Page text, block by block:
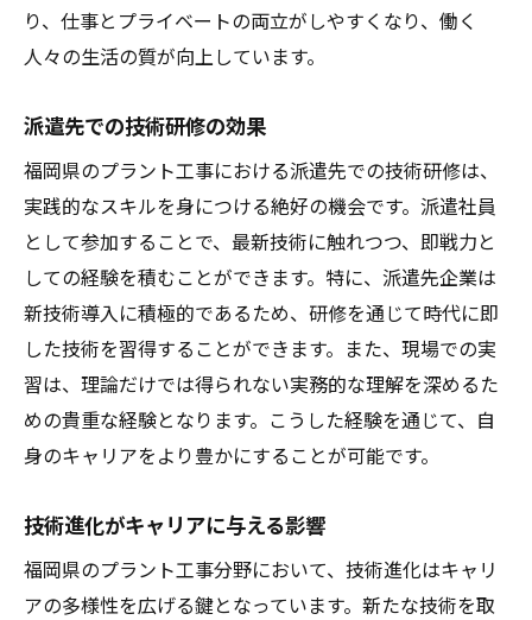
り、仕事とプライベートの両立がしやすくなり、働く
人々の生活の質が向上しています。
派遣先での技術研修の効果
福岡県のプラント工事における派遣先での技術研修は、
実践的なスキルを身につける絶好の機会です。派遣社員
として参加することで、最新技術に触れつつ、即戦力と
しての経験を積むことができます。特に、派遣先企業は
新技術導入に積極的であるため、研修を通じて時代に即
した技術を習得することができます。また、現場での実
習は、理論だけでは得られない実務的な理解を深めるた
めの貴重な経験となります。こうした経験を通じて、自
身のキャリアをより豊かにすることが可能です。
技術進化がキャリアに与える影響
福岡県のプラント工事分野において、技術進化はキャリ
アの多様性を広げる鍵となっています。新たな技術を取